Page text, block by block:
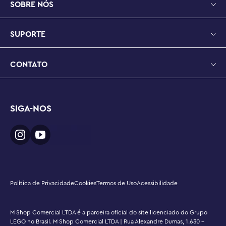
permitem que as crianças escapem para um mundo de
fantasia e aventura com seus heróis ninja
Medidas – Este conjunto LEGO® de 1.716 peças inclui um
quando suas asas estão abertas
SOBRE NÓS
SUPORTE
CONTATO
SIGA-NOS
Política de PrivacidadeCookiesTermos de UsoAcessibilidade
M Shop Comercial LTDA é a parceira oficial do site licenciado do Grupo
LEGO no Brasil. M Shop Comercial LTDA | Rua Alexandre Dumas, 1.630 -